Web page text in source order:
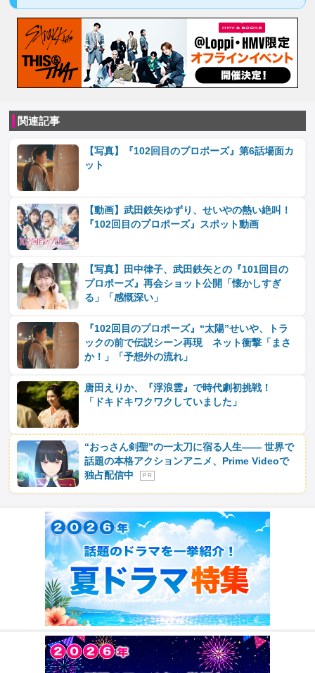
関連記事
【写真】『102回目のプロポーズ』第6話場面カ
ット
【動画】武田鉄矢ゆずり、せいやの熱い絶叫！
『102回目のプロポーズ』スポット動画
【写真】田中律子、武田鉄矢との『101回目の
プロポーズ』再会ショット公開「懐かしすぎ
る」「感慨深い」
『102回目のプロポーズ』“太陽”せいや、トラ
ックの前で伝説シーン再現 ネット衝撃「まさ
か！」「予想外の流れ」
唐田えりか、『浮浪雲』で時代劇初挑戦！
「ドキドキワクワクしていました」
“おっさん剣聖”の一太刀に宿る人生―― 世界で
話題の本格アクションアニメ、Prime Videoで
独占配信中
P R